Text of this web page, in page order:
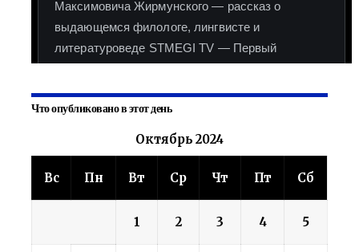
Что опубликовано в этот день
Октябрь 2024
Вс Пн Вт Ср Чт Пт Сб
1 2 3 4 5